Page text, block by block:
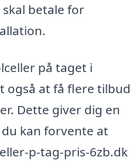
betale for
på taget i
også at få flere tilbud
Dette giver dig en
kan forvente at
p-tag-pris-6zb.dk